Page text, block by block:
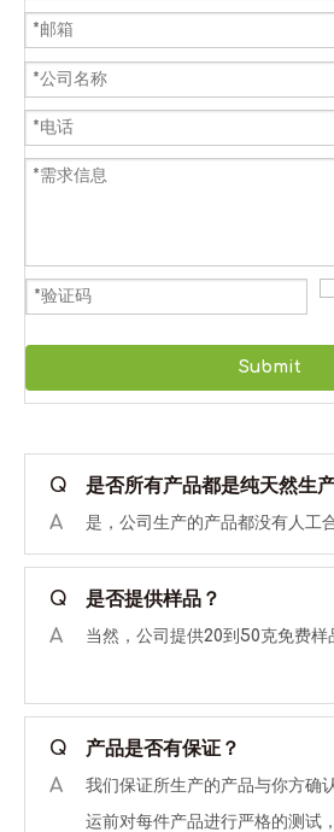
Submit
Q
是否所有产品都是纯天然生
A
是，公司生产的产品都没有人工
Q
是否提供样品？
A
当然，公司提供20到50克免费样
Q
产品是否有保证？
A
我们保证所生产的产品与你方确
运前对每件产品进行严格的测试